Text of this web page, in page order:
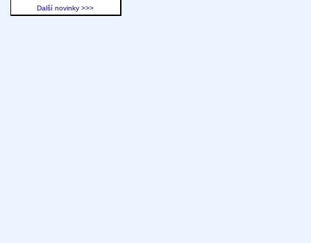
Další novinky >>>